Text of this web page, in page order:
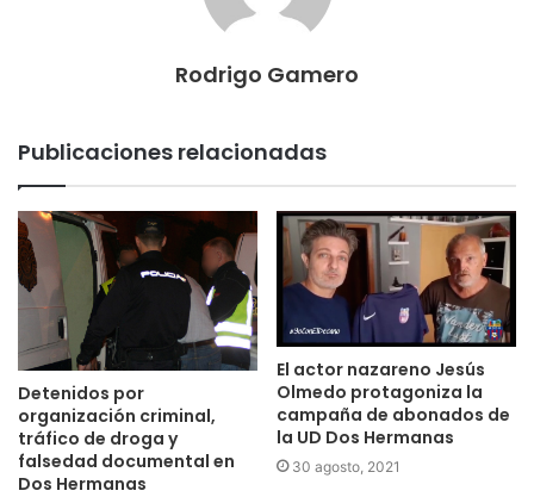
Rodrigo Gamero
Publicaciones relacionadas
Detenidos por
organización criminal,
tráfico de droga y
falsedad documental en
Dos Hermanas
El actor nazareno Jesús
Olmedo protagoniza la
campaña de abonados de
la UD Dos Hermanas
30 agosto, 2021